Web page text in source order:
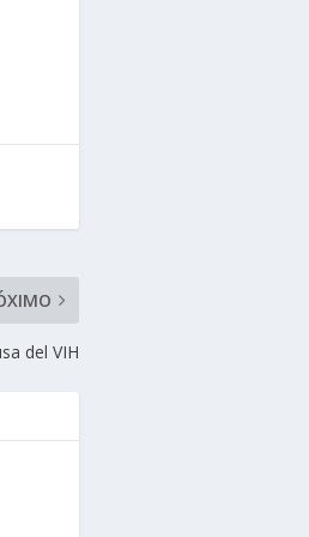
del VIH